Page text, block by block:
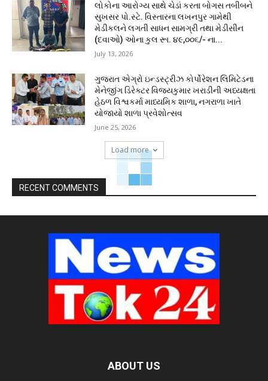
લોકોના આરોગ્ય સાથે ચેડાં કરતા બોગસ તબીબને
સુખસર પો.સ્ટે. વિસ્તારના લખનપુર ગામેથી
મેડીકલને લગતી સાધન સામગ્રી તથા મેડીસીન
(દવાઓ) ઓના કુલ રૂા. ૪૯,૦૦૬/- ના...
July 13, 2026
ગુજરાત એગ્રો ઇન્ડસ્ટ્રીઝ કોર્પોરેશન લિમિટેડના
મેનેજીંગ ડિરેક્ટર વિજયકુમાર ખરાડીની અધ્યક્ષતા
હેઠળ વિશ્વકર્મા માધ્યમિક શાળા, નગરાળા ખાતે
યોજાયો શાળા પ્રવેશોત્સવ
June 25, 2026
Load more
RECENT COMMENTS
ABOUT US